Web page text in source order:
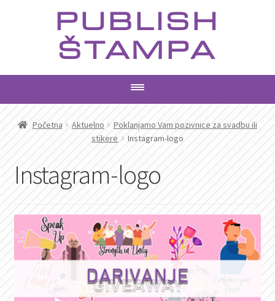
PUBLISH
ŠTAMPA
PROIZVODI
USLUGE
AKTUELNO
KONTAKT
PRETRAGA
Početna Aktuelno
Poklanjamo Vam pozivnice za svadbu ili
stikere
Instagram-logo
Instagram-logo